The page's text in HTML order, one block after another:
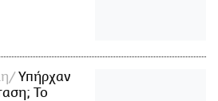
Υπήρχαν
Το